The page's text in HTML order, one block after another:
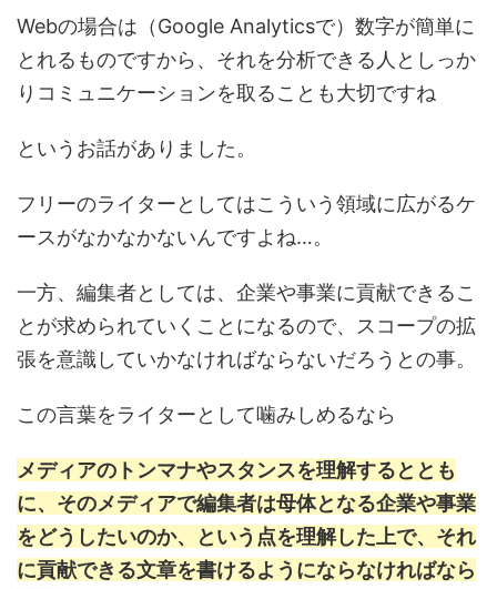
Webの場合は（Google Analyticsで）数字が簡単に
とれるものですから、それを分析できる人としっか
りコミュニケーションを取ることも大切ですね
というお話がありました。
フリーのライターとしてはこういう領域に広がるケ
ースがなかなかないんですよね…。
一方、編集者としては、企業や事業に貢献できるこ
とが求められていくことになるので、スコープの拡
張を意識していかなければならないだろうとの事。
この言葉をライターとして噛みしめるなら
メディアのトンマナやスタンスを理解するととも
に、そのメディアで編集者は母体となる企業や事業
をどうしたいのか、という点を理解した上で、それ
に貢献できる文章を書けるようにならなければなら